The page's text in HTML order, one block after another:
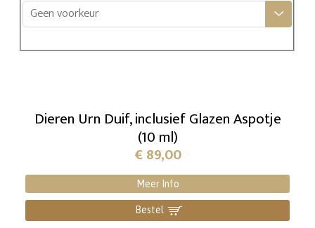
Geen voorkeur
Dieren Urn Duif, inclusief Glazen Aspotje
(10 ml)
€89,00
Meer Info
Bestel ]